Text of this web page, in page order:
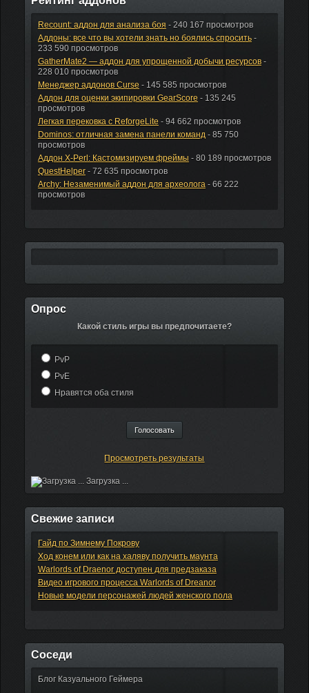
Recount: аддон для анализа боя - 240 167 просмотров
Аддоны: все что вы хотели знать но боялись спросить-
233 590 просмотров
GatherMate2 — аддон для упрощенной добычи ресурсов-
228 010 просмотров
Менеджер аддонов Curse - 145 585 просмотров
Аддон для оценки экипировки GearScore - 135 245
просмотров
Легкая перековка с ReforgeLite - 94 662 просмотров
Dominos: отличная замена панели команд - 85 750
просмотров
Аддон X-Perl: Кастомизируем фреймы - 80 189 просмотров
QuestHelper- 72 635 просмотров
Archy: Незаменимый аддон для археолога - 66 222
просмотров
Опрос
Какой стиль игры вы предпочитаете?
PvP
PvE
Нравятся оба стиля
Просмотреть результаты
Загрузка ...
Свежие записи
Гайд по Зимнему Покрову
Ход конем или как на халяву получить маунта
Warlords of Draenor доступен для предзаказа
Видео игрового процесса Warlords of Dreanor
Новые модели персонажей людей женского пола
Соседи
Блог Казуального Геймера